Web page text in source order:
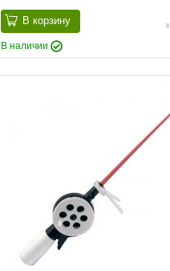
В корзину
В наличии